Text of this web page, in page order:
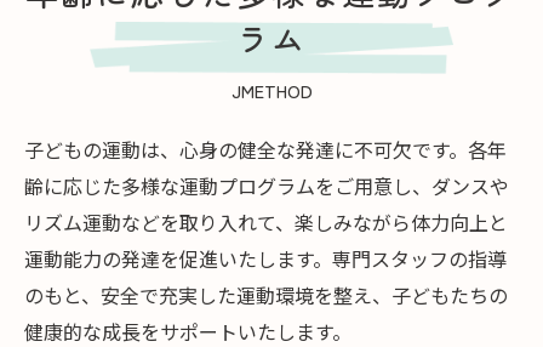
ラム
JMETHOD
子どもの運動は、心身の健全な発達に不可欠です。各年
齢に応じた多様な運動プログラムをご用意し、ダンスや
リズム運動などを取り入れて、楽しみながら体力向上と
運動能力の発達を促進いたします。専門スタッフの指導
のもと、安全で充実した運動環境を整え、子どもたちの
健康的な成長をサポートいたします。